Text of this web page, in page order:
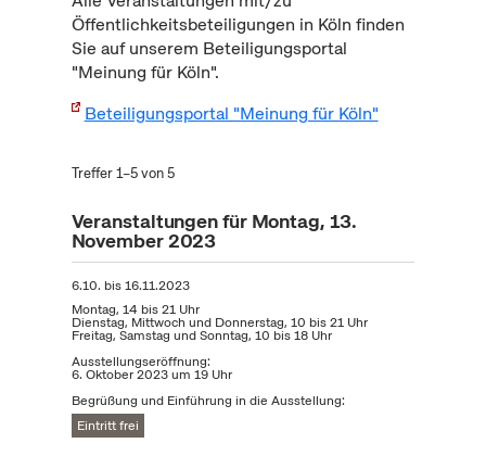
Öffentlichkeitsbeteiligungen in Köln finden
Sie auf unserem Beteiligungsportal
"Meinung für Köln".
Beteiligungsportal "Meinung für Köln"
Treffer 1–5 von 5
Veranstaltungen für Montag, 13.
November 2023
6.10. bis16.11.2023
Montag, 14 bis 21 Uhr
Dienstag, Mittwoch und Donnerstag, 10 bis 21 Uhr
Freitag, Samstag und Sonntag, 10 bis 18 Uhr
Ausstellungseröffnung:
6. Oktober 2023 um 19 Uhr
Begrüßung und Einführung in die Ausstellung:
Eintritt frei